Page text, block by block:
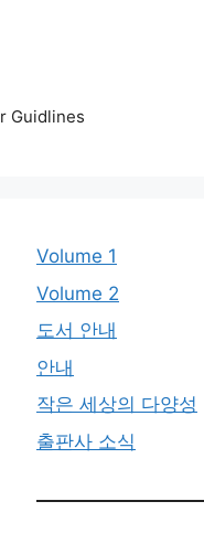
Guidlines
Volume 1
Volume 2
도서 안내
안내
작은 세상의 다양성
출판사 소식